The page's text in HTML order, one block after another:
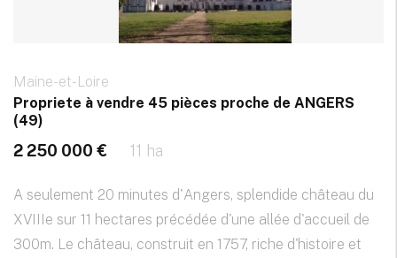
Maine-et-Loire
Propriete à vendre 45 pièces proche de ANGERS
(49)
2 250 000 € 11 ha
A seulement 20 minutes d'Angers, splendide château du
XVIIIe sur 11 hectares précédée d'une allée d'accueil de
300m. Le château, construit en 1757, riche d'histoire et